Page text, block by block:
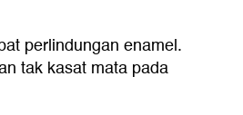
perlindungan enamel.
tak kasat mata pada